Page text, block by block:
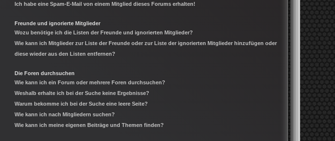
Ich habe eine Spam-E-Mail von einem Mitglied dieses Forums erhalten!
Freunde und ignorierte Mitglieder
Wozu benötige ich die Listen der Freunde und ignorierten Mitglieder?
Wie kann ich Mitglieder zur Liste der Freunde oder zur Liste der ignorierten Mitglieder hinzufügen oder
diese wieder aus den Listen entfernen?
Die Foren durchsuchen
Wie kann ich ein Forum oder mehrere Foren durchsuchen?
Weshalb erhalte ich bei der Suche keine Ergebnisse?
Warum bekomme ich bei der Suche eine leere Seite?
Wie kann ich nach Mitgliedern suchen?
Wie kann ich meine eigenen Beiträge und Themen finden?